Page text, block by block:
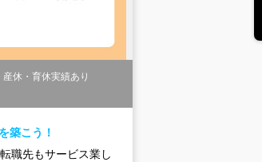
産休・育休実績あり
築こう！
職先もサービス業し